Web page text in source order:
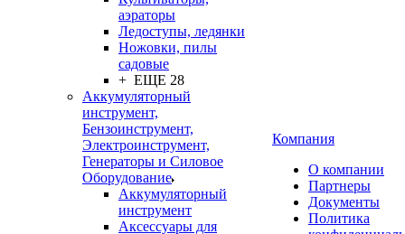
аэраторы
Ледоступы, ледянки
Ножовки, пилы
садовые
+ ЕЩЕ 28
Аккумуляторный
инструмент,
Бензоинструмент,
Электроинструмент,
Генераторы и Силовое
Оборудование
Аккумуляторный
инструмент
Аксессуары для
Компания
О компании
Партнеры
Документы
Политика